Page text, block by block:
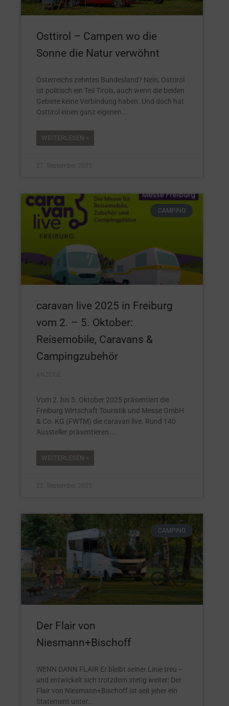
Osttirol – Campen wo die
Sonne die Natur verwöhnt
Österreichs zehntes Bundesland? Nein, Osttirol
ist politisch ein Teil Tirols, auch wenn die beiden
Gebiete keine Verbindung haben. Und doch hat
Osttirol einen ganz eigenen
WEITERLESEN »
27. September 2025
CAMPING
caravan live 2025 in Freiburg
vom 2. – 5. Oktober:
Reisemobile, Caravans &
Campingzubehör
Vom 2. bis 5. Oktober 2025 präsentiert die
Freiburg Wirtschaft Touristik und Messe GmbH
& Co. KG (FWTM) die caravan live. Rund 140
Aussteller präsentieren
WEITERLESEN »
22. September 2025
CAMPING
Der Flair von
Niesmann+Bischoff
WENN DANN FLAIR Er bleibt seiner Linie treu –
und entwickelt sich trotzdem stetig weiter: Der
Flair von Niesmann+Bischoff ist seit jeher ein
Statement unter